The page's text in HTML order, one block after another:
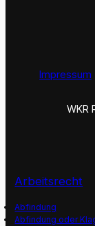
Impressum
WKR
Arbeitsrecht
Abfindung
Abfindung oder